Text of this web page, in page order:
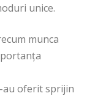
unice.
munca
au oferit sprijin